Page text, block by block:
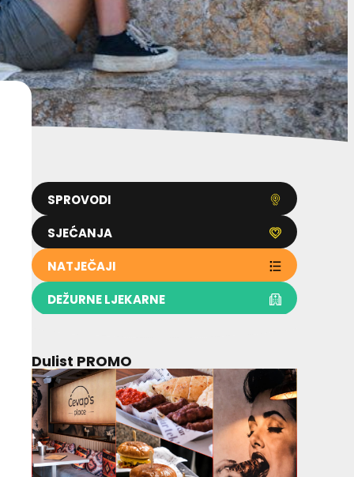
SPROVODI
SJEĆANJA
NATJEČAJI
DEŽURNE LJEKARNE
Dulist PROMO